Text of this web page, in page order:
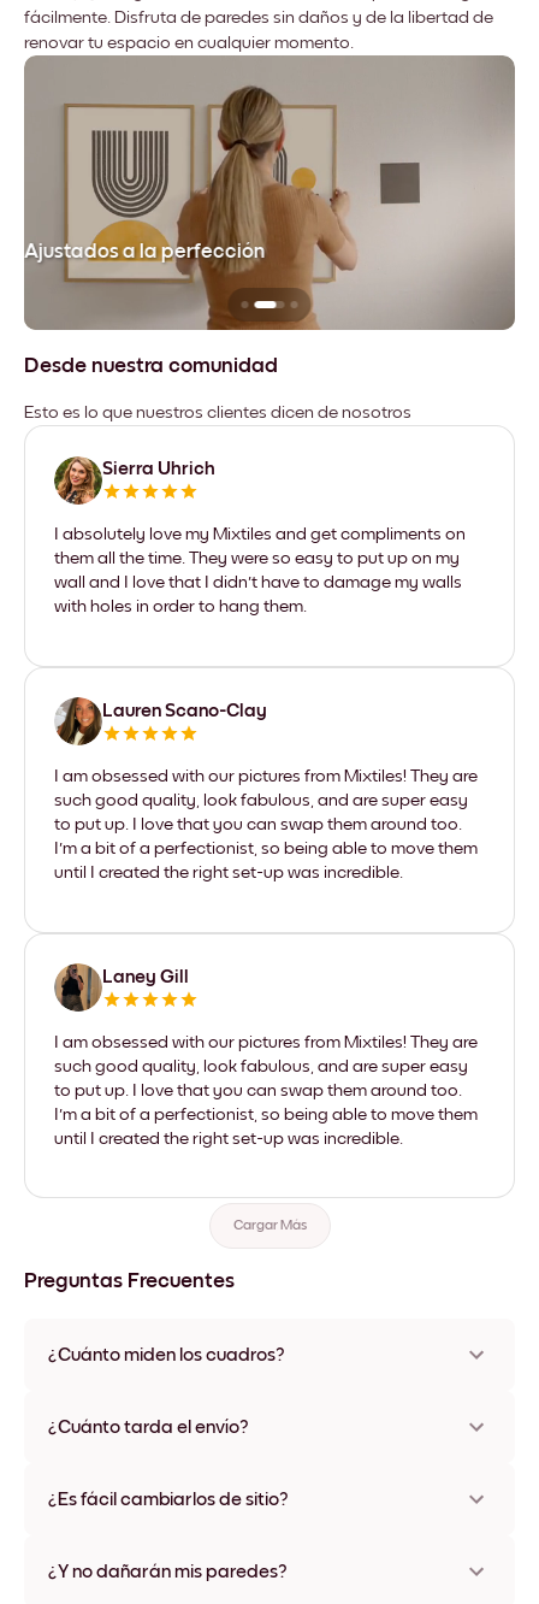
fácilmente. Disfruta de paredes sin daños y de la libertad de
renovar tu espacio en cualquier momento.
Ajustados a la perfección
Desde nuestra comunidad
Esto es lo que nuestros clientes dicen de nosotros
Sierra Uhrich
I absolutely love my Mixtiles and get compliments on
them all the time. They were so easy to put up on my
wall and I love that I didn't have to damage my walls
with holes in order to hang them.
Lauren Scano-Clay
I am obsessed with our pictures from Mixtiles! They are
such good quality, look fabulous, and are super easy
to put up. I love that you can swap them around too.
I'm a bit of a perfectionist, so being able to move them
until I created the right set-up was incredible.
Laney Gill
I am obsessed with our pictures from Mixtiles! They are
such good quality, look fabulous, and are super easy
to put up. I love that you can swap them around too.
I'm a bit of a perfectionist, so being able to move them
until I created the right set-up was incredible.
Cargar Más
Preguntas Frecuentes
¿Cuánto miden los cuadros?
varios materiales y colores de marco, incluidas opciones sin
¿Cuánto tarda el envío?
disponibles en algunos países. Te enviaremos un número de
¿Es fácil cambiarlos de sitio?
ningún daño
¿Y no dañarán mis paredes?